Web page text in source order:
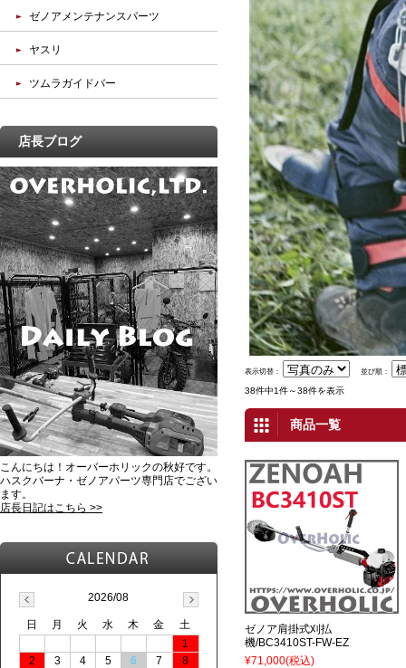
表示切替： 並び順：
38件中1件～38件を表示
商品一覧
ゼノア肩掛式刈払
機/BC3410ST-FW-EZ
¥71,000(税込)
ゼノアメンテナンスパーツ
ヤスリ
ツムラガイドバー
店長ブログ
こんにちは！オーバーホリックの秋好です。
ハスクバーナ・ゼノアパーツ専門店でござい
ます。
店長日記はこちら >>
2026/08
日 月 火 水 木 金
土
1
2
3 4 5 6 7
8